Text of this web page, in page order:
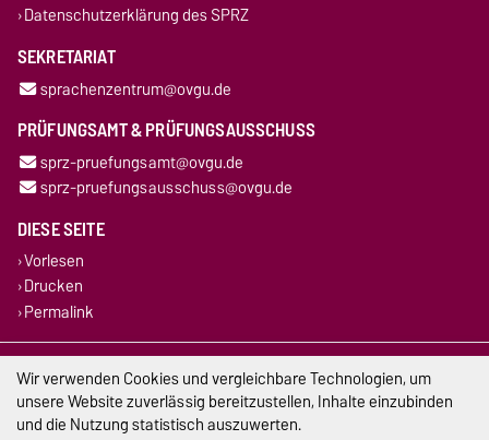
Datenschutzerklärung des SPRZ
SEKRETARIAT
sprachenzentrum@ovgu.de
PRÜFUNGSAMT & PRÜFUNGSAUSSCHUSS
sprz-pruefungsamt@ovgu.de
sprz-pruefungsausschuss@ovgu.de
DIESE SEITE
Vorlesen
Drucken
Permalink
Impressum
Datenschutz
Wir verwenden Cookies und vergleichbare Technologien, um
unsere Website zuverlässig bereitzustellen, Inhalte einzubinden
und die Nutzung statistisch auszuwerten.